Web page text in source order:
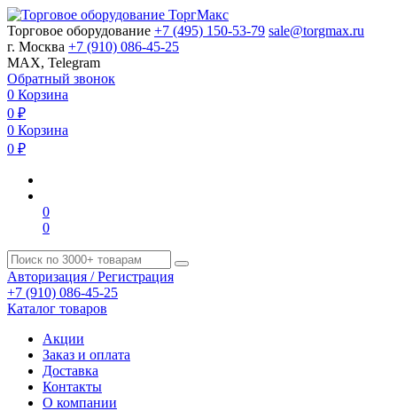
Торговое оборудование +7 (495) 150-53-79 sale@torgmax.ru
г. Москва +7 (910) 086-45-25
MAX, Telegram
Обратный звонок
0 Корзина
0 ₽
0 Корзина
0 ₽
0
0
Авторизация / Регистрация
+7 (910) 086-45-25
Каталог товаров
Акции
Заказ и оплата
Доставка
Контакты
О компании